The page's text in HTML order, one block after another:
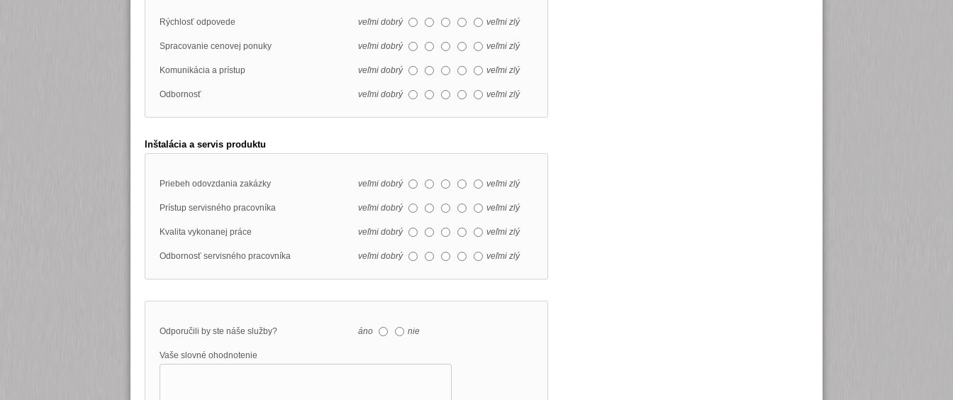
Rýchlosť odpovede veľmi dobrý veľmi zlý
Spracovanie cenovej ponuky veľmi dobrý veľmi zlý
Komunikácia a prístup veľmi dobrý veľmi zlý
Odbornosť veľmi dobrý veľmi zlý
Inštalácia a servis produktu
Priebeh odovzdania zakázky veľmi dobrý veľmi zlý
Prístup servisného pracovníka veľmi dobrý veľmi zlý
Kvalita vykonanej práce veľmi dobrý veľmi zlý
Odbornosť servisného pracovníka veľmi dobrý veľmi zlý
Odporučili by ste náše služby? áno nie
Vaše slovné ohodnotenie